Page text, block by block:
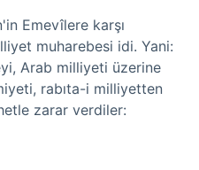
Emevîlere karşı
muharebesi idi. Yani:
Arab milliyeti üzerine
rabıta-i milliyetten
zarar verdiler: